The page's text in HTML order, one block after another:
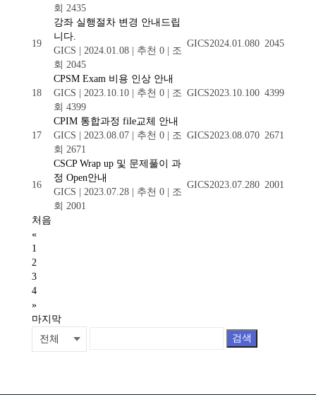
회 2435
19
강좌 실행절차 변경 안내드립
니다.
GICS
2024.01.08 추천 0
조
회 2045
GICS2024.01.080 2045
18
CPSM Exam 비용 인상 안내
GICS
2023.10.10 추천 0
조
회 4399
GICS2023.10.100 4399
17
CPIM 통합과정 file교체 안내
GICS
2023.08.07 추천 0
조
회 2671
GICS2023.08.070 2671
16
CSCP Wrap up 및 문제풀이 과
정 Open안내
GICS
2023.07.28 추천 0
조
회 2001
GICS2023.07.280 2001
처음
«
1
2
3
4
»
마지막
검색